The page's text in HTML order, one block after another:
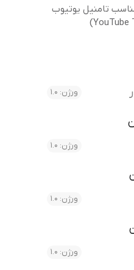
تامنیل یوتیوب
ورژن: 1.0
ورژن: 1.0
ورژن: 1.0
ورژن: 1.0